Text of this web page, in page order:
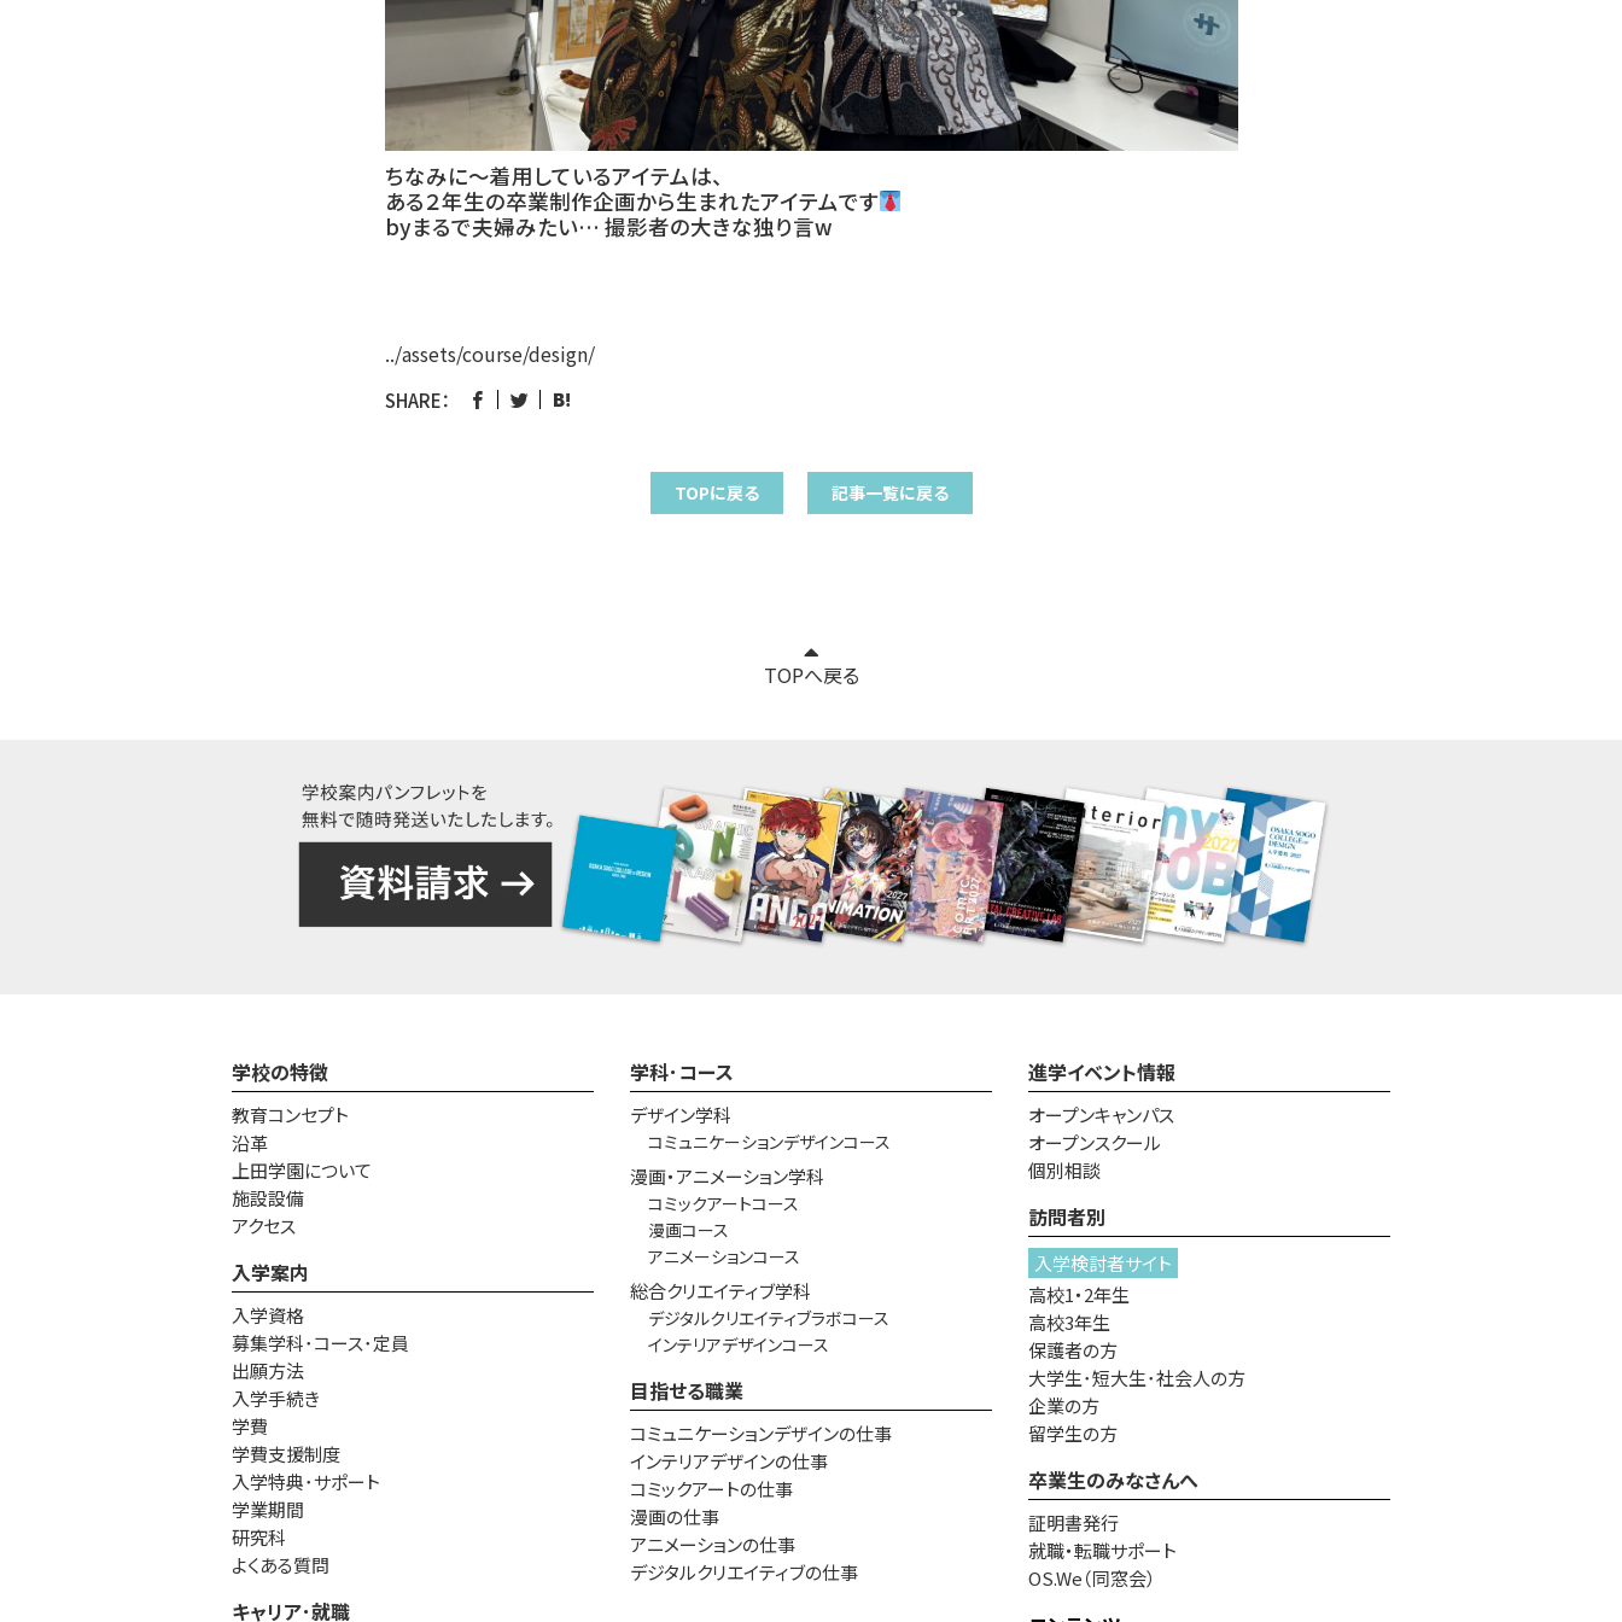
ちなみに〜着用しているアイテムは、
ある２年生の卒業制作企画から生まれたアイテムです
byまるで夫婦みたい… 撮影者の大きな独り言w
../assets/course/design/
SHARE：
TOPに戻る 記事一覧に戻る
TOPへ戻る
学校の特徴
教育コンセプト
沿革
上田学園について
施設設備
アクセス
入学案内
入学資格
募集学科･コース･定員
出願方法
入学手続き
学費
学費支援制度
入学特典･サポート
学業期間
研究科
よくある質問
キャリア･就職
学科･コース
デザイン学科
コミュニケーションデザインコース
漫画・アニメーション学科
コミックアートコース
漫画コース
アニメーションコース
総合クリエイティブ学科
デジタルクリエイティブラボコース
インテリアデザインコース
目指せる職業
コミュニケーションデザインの仕事
インテリアデザインの仕事
コミックアートの仕事
漫画の仕事
アニメーションの仕事
デジタルクリエイティブの仕事
進学イベント情報
オープンキャンパス
オープンスクール
個別相談
訪問者別
入学検討者サイト
高校1・2年生
高校3年生
保護者の方
大学生･短大生･社会人の方
企業の方
留学生の方
卒業生のみなさんへ
証明書発行
就職・転職サポート
OS.We（同窓会）